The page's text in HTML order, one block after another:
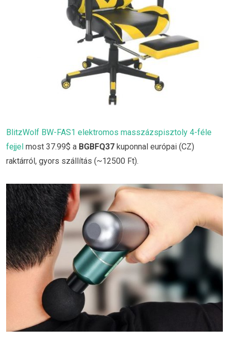
BlitzWolf BW-FAS1 elektromos masszázspisztoly 4-féle
fejjel most 37.99$ a BGBFQ37 kuponnal európai (CZ)
raktárról, gyors szállítás (~12500 Ft).